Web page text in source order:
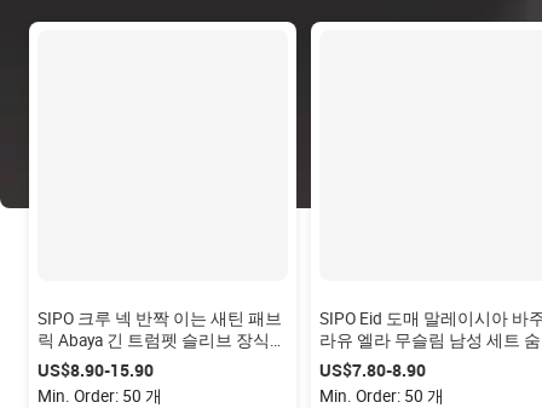
SIPO 크루 넥 반짝 이는 새틴 패브
릭 Abaya 긴 트럼펫 슬리브 장식
커프스 Abaya 여성 이슬람 드레스
US$8.90-15.90
Min. Order: 50 개
SIPO Eid 도매 말레이시아 바
라유 엘라 무슬림 남성 세트
진 지퍼 새틴 Fesyen 모던 화
바주 멜라유
US$7.80-8.90
Min. Order: 50 개